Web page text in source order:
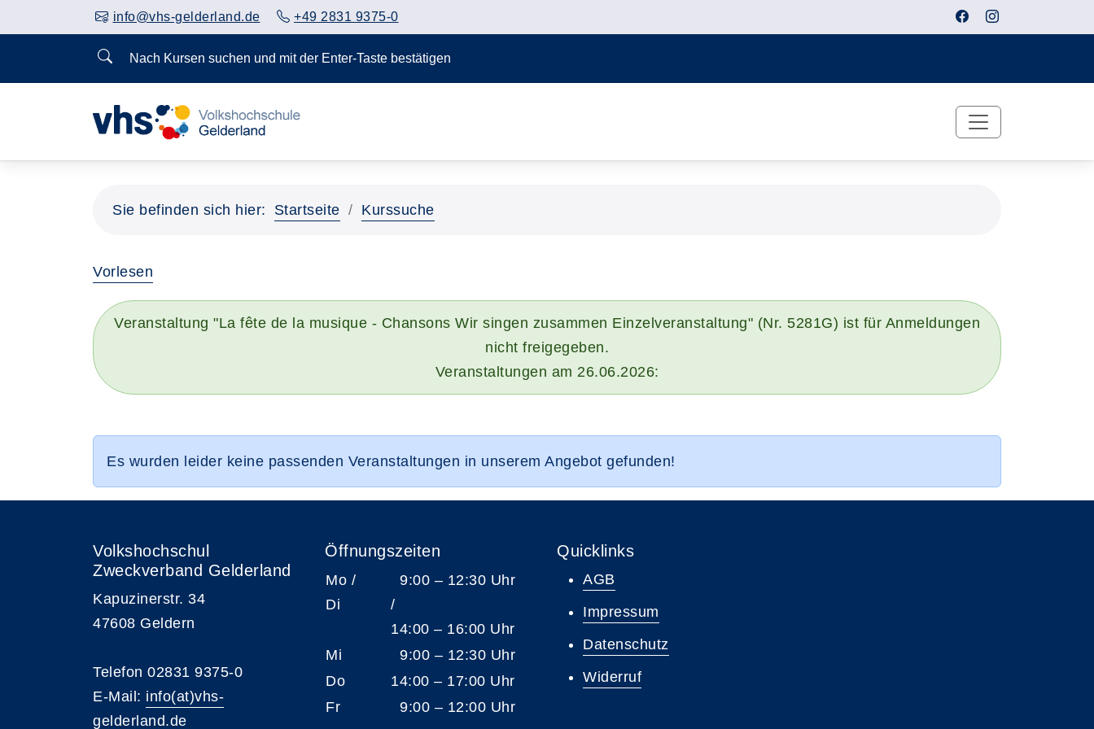
info@vhs-gelderland.de +49 2831 9375-0
Nach Kursen suchen und mit der Enter-Taste bestätigen
Sie befinden sich hier: Startseite Kurssuche
Vorlesen
Veranstaltung "La fête de la musique - Chansons Wir singen zusammen Einzelveranstaltung" (Nr. 5281G) ist für Anmeldungen
nicht freigegeben.
Veranstaltungen am 26.06.2026:
Es wurden leider keine passenden Veranstaltungen in unserem Angebot gefunden!
Volkshochschul
Zweckverband Gelderland
Kapuzinerstr. 34
47608 Geldern
Telefon 02831 9375-0
E-Mail: info(at)vhs-
gelderland.de
Öffnungszeiten
Mo /
Di
9:00 – 12:30 Uhr
/
14:00 – 16:00 Uhr
Mi
9:00 – 12:30 Uhr
Do
14:00 – 17:00 Uhr
Fr
9:00 – 12:00 Uhr
Quicklinks
AGB
Impressum
Datenschutz
Widerruf